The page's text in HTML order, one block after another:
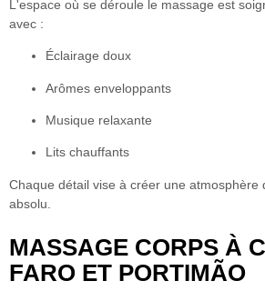
L'espace où se déroule le massage est
avec :
Éclairage doux
Arômes enveloppants
Musique relaxante
Lits chauffants
Chaque détail vise à créer une atmosphère
absolu.
MASSAGE CORPS À
FARO ET PORTIMÃO